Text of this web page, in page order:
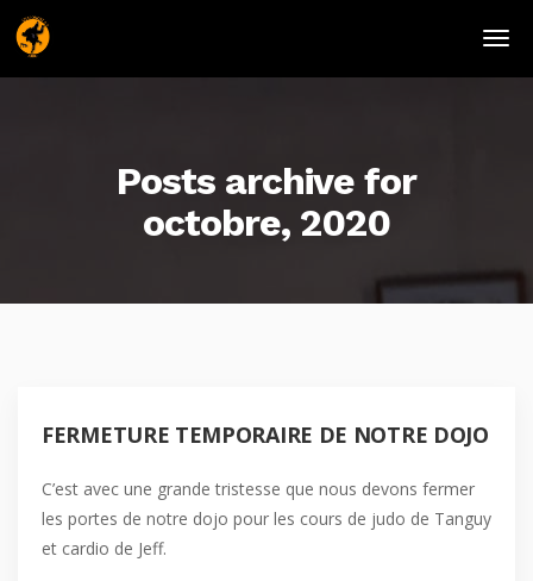
Posts archive for
octobre, 2020
FERMETURE TEMPORAIRE DE NOTRE DOJO
C’est avec une grande tristesse que nous devons fermer
les portes de notre dojo pour les cours de judo de Tanguy
et cardio de Jeff.